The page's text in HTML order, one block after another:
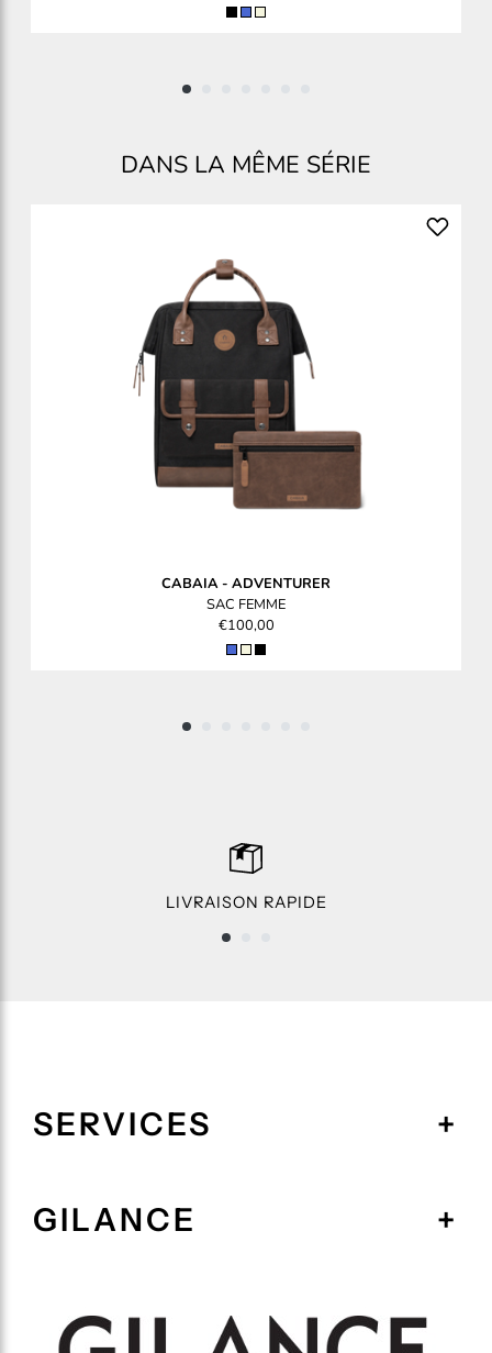
DANS LA MÊME SÉRIE
CABAIA- ADVENTURER
SAC FEMME
€100,00
LIVRAISON RAPIDE
SERVICES
GILANCE